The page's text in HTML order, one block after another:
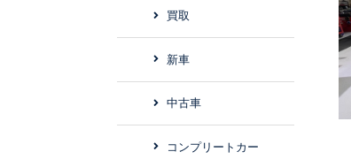
買取
新車
中古車
コンプリートカー